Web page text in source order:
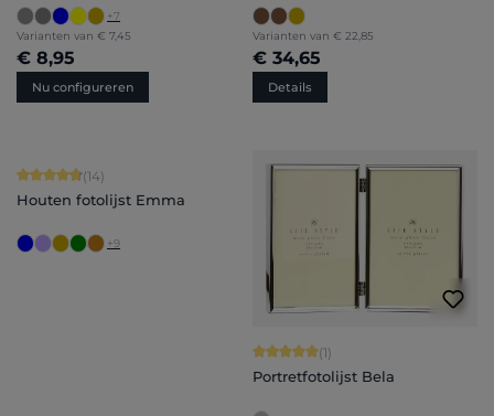
+7
Varianten van € 7,45
€ 8,95
Nu configureren
Varianten van € 22,85
€ 34,65
Details
Gemiddelde waardering van 4.86 van 5 sterren
(14)
Houten fotolijst Emma
+9
Gemiddelde waardering van 5 van 5
(1)
Portretfotolijst Bela